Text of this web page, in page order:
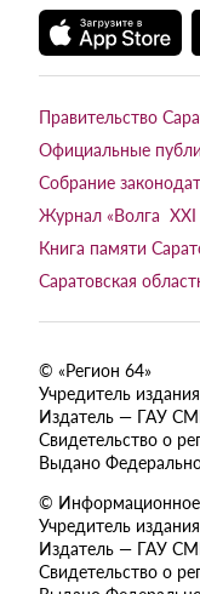
Правительство
Официальные
Собрание
Журнал «Волга XXI
Книга памяти
Саратовская
© «Регион 64»
Учредитель
Издатель — ГАУ
Свидетельство о
Выдано
© Информационное
Учредитель
Издатель — ГАУ
Свидетельство о